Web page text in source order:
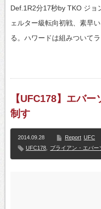
Def.1R2分17秒by TKO ジョ
ェルター級転向初戦、素早
る。ハワードは組みついて
【UFC178】エバ
制す
2014.09.28 Report UFC
UFC178
ブライアン・エバー